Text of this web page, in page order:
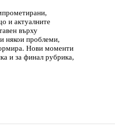
и актуалните
върху
някои проблеми,
Нови моменти
и за финал рубрика,